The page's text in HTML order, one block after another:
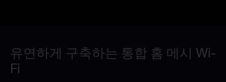
유연하게 구축하는 통합 홈 메시 Wi-
Fi